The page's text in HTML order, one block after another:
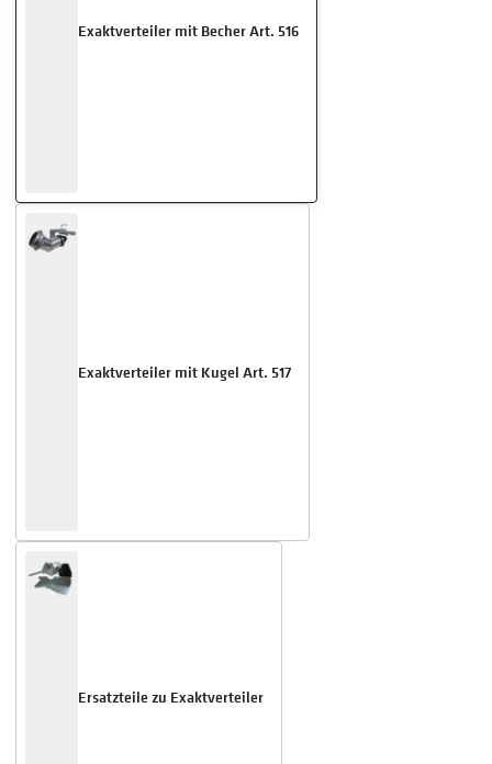
Exaktverteiler mit Becher Art. 516
Exaktverteiler mit Kugel Art. 517
Ersatzteile zu Exaktverteiler